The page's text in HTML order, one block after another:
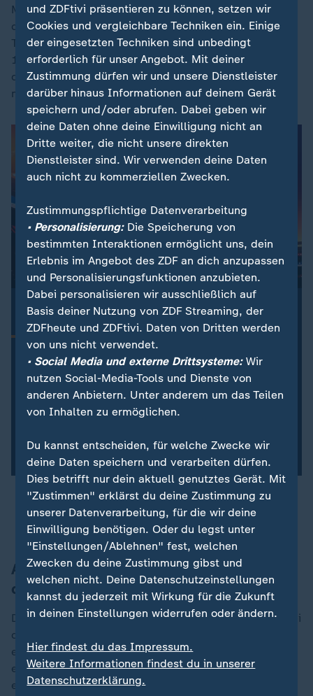
Miami rudert, reisen die Brasilianer vorzeitig ab. Für
den ambitionierten Rekordweltmeister endete das
Turnier im Achtelfinale - und somit so früh wie zuletzt
1990. "Es tut weh, das ist ein bitterer Augenblick. Ich
denke, wir hätten es verdient gehabt, zu gewinnen",
meinte Nationaltrainer Carlo Ancelotti.
ZDFsportstudio Update
Dein Newsletter zur Fußball-WM 2026
Alle Highlights der WM-Spiele aus der Nacht, Updates
zum DFB-Team und die wichtigsten Nachrichten zur
Fußball-WM 2026 – kompakt und aktuell. Jetzt
abonnieren!
Mit dem Abonnieren-Button akzeptieren Sie unsere
Nutzungsbedingungen.
Brasilien nach dem WM-Aus schon wieder am
Boden
Ancelotti gibt sich kämpferisch - aber
darf er bleiben?
Der 67-jährige Italiener hatte im Vorjahr den Posten bei
der Seleçao übernommen und erst vor zwei Monaten
einen neuen Vertrag bis 2030 unterschrieben. Doch ob
er nach dieser Enttäuschung weitermachen darf? In
einem Land, in dem mitunter selbst ein unglücklich
und ZDFtivi präsentieren zu können, setzen wir
Cookies und vergleichbare Techniken ein. Einige
der eingesetzten Techniken sind unbedingt
erforderlich für unser Angebot. Mit deiner
Zustimmung dürfen wir und unsere Dienstleister
darüber hinaus Informationen auf deinem Gerät
speichern und/oder abrufen. Dabei geben wir
deine Daten ohne deine Einwilligung nicht an
Dritte weiter, die nicht unsere direkten
Dienstleister sind. Wir verwenden deine Daten
auch nicht zu kommerziellen Zwecken.
Zustimmungspflichtige Datenverarbeitung
• Personalisierung:Die Speicherung von
bestimmten Interaktionen ermöglicht uns, dein
Erlebnis im Angebot des ZDF an dich anzupassen
und Personalisierungsfunktionen anzubieten.
Dabei personalisieren wir ausschließlich auf
Basis deiner Nutzung von ZDF Streaming, der
ZDFheute und ZDFtivi. Daten von Dritten werden
von uns nicht verwendet.
• Social Media und externe Drittsysteme:Wir
nutzen Social-Media-Tools und Dienste von
anderen Anbietern. Unter anderem um das Teilen
von Inhalten zu ermöglichen.
Du kannst entscheiden, für welche Zwecke wir
deine Daten speichern und verarbeiten dürfen.
Dies betrifft nur dein aktuell genutztes Gerät. Mit
"Zustimmen" erklärst du deine Zustimmung zu
unserer Datenverarbeitung, für die wir deine
Einwilligung benötigen. Oder du legst unter
"Einstellungen/Ablehnen" fest, welchen
Zwecken du deine Zustimmung gibst und
welchen nicht. Deine Datenschutzeinstellungen
kannst du jederzeit mit Wirkung für die Zukunft
in deinen Einstellungen widerrufen oder ändern.
Hier findest du das Impressum.
Weitere Informationen findest du in unserer
Datenschutzerklärung.